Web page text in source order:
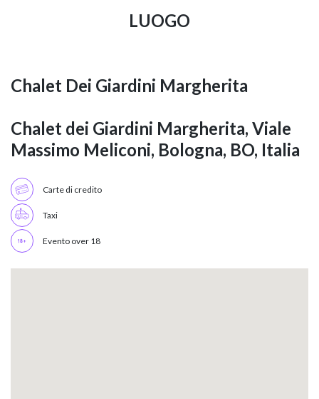
LUOGO
Chalet Dei Giardini Margherita
Chalet dei Giardini Margherita, Viale
Massimo Meliconi, Bologna, BO, Italia
Carte di credito
Taxi
Evento over 18